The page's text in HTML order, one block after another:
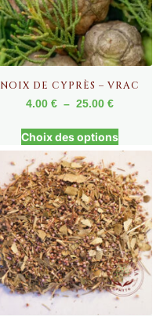
NOIX DE CYPRÈS – VRAC
4.00 € – 25.00 €
Choix des options